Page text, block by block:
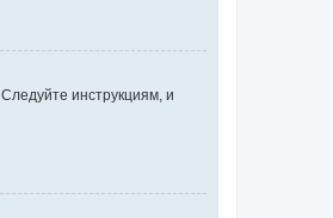
. Следуйте инструкциям, и